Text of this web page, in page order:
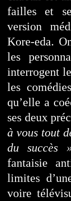
failles et
version
Kore-eda.
les
interrogent
les
qu’elle a
ses deux
à vous tout
du succès
fantaisie
limites
voire